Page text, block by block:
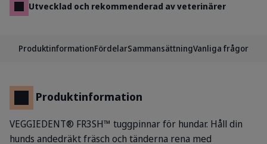
Utvecklad och rekommenderad av veterinärer
ProduktinformationFördelarSammansättningVanliga frågor
Produktinformation
VEGGIEDENT® FR3SH™ tuggpinnar för hundar. Håll din
hunds andedräkt fräsch och tänderna rena med